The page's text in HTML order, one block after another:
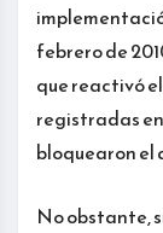
febrero de
que reactivó
registradas
bloquearon el
No obstante,